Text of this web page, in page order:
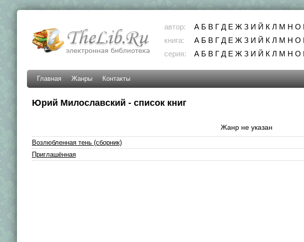
автор: А Б В Г Д Е Ж З И Й К Л М Н О
книга:
А Б В Г Д Е Ж З И Й К Л М Н О
серия:
А Б В Г Д Е Ж З И Й К Л М Н О
Главная Жанры Контакты
Юрий Милославский - список книг
Жанр не указан
Возлюбленная тень (сборник)
Приглашённая